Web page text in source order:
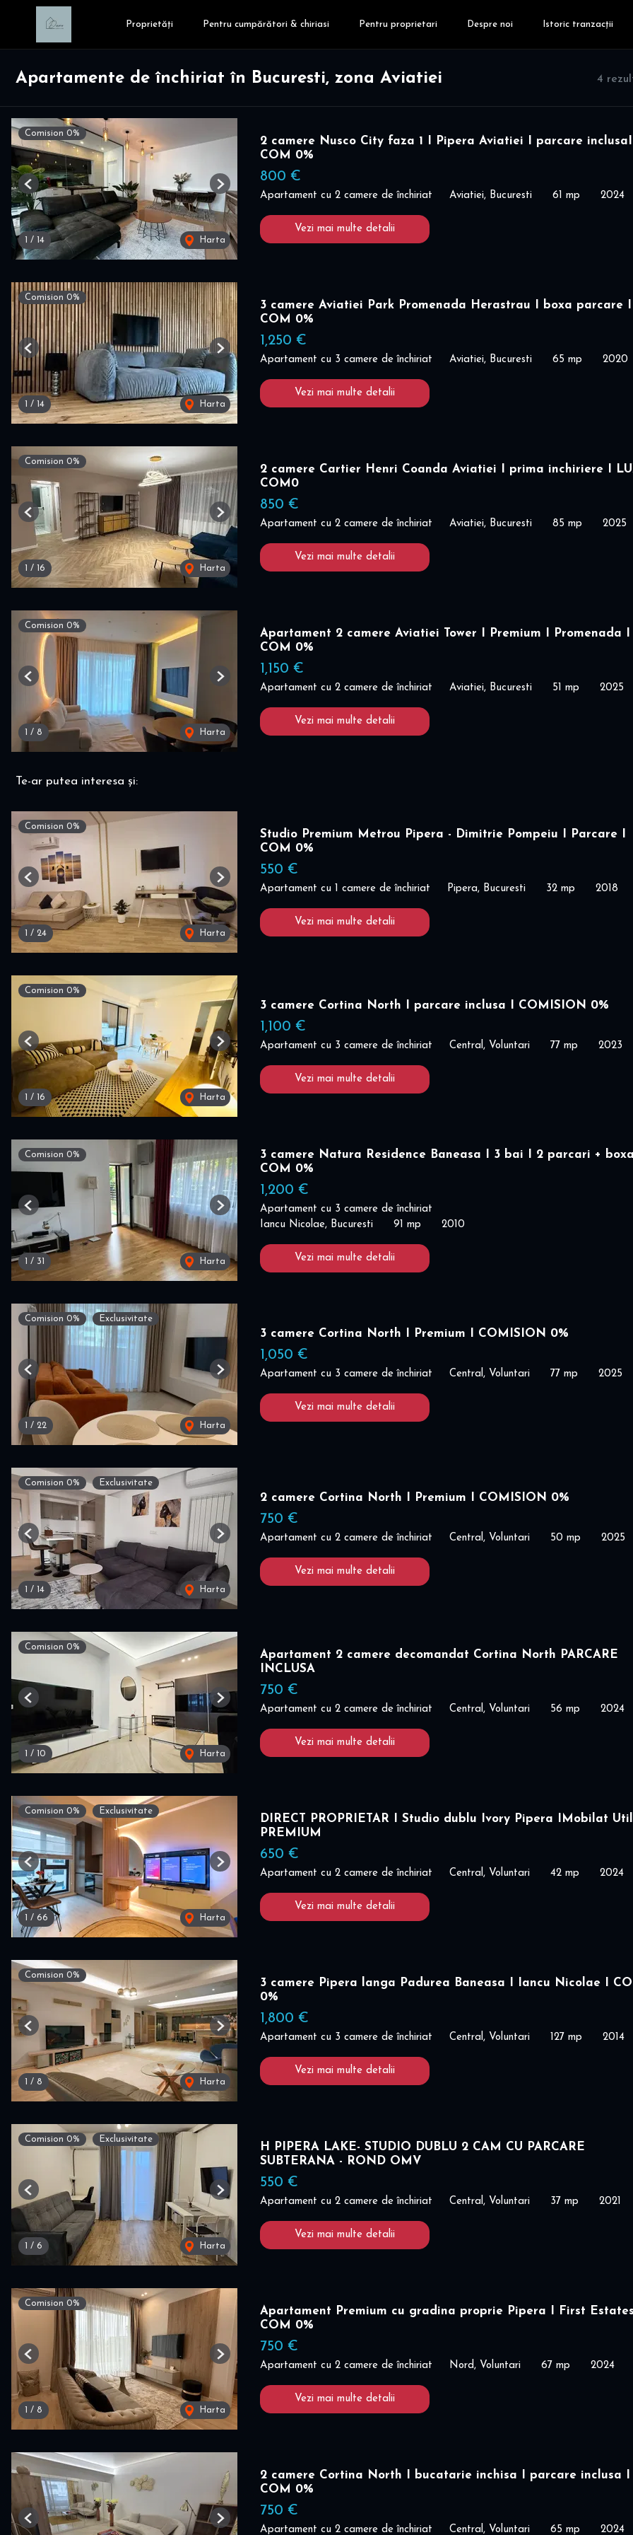
Proprietăți Pentru cumpărători & chiriasi Pentru proprietari Despre noi Istoric tranzacții
4
Apartamente de închiriat în Bucuresti, zona Aviatiei
Comision 0%
1 / 14 Harta
Previous Next
2 camere Nusco City faza 1 I Pipera Aviatiei I parcare inclusaI
COM 0%
800 €
Apartament cu 2 camere de închiriat Aviatiei, Bucuresti 61 mp 2024
Vezi mai multe detalii
Comision 0%
1 / 14 Harta
Previous Next
3 camere Aviatiei Park Promenada Herastrau I boxa parcare I
COM 0%
1,250 €
Apartament cu 3 camere de închiriat Aviatiei, Bucuresti 65 mp 2020
Vezi mai multe detalii
Comision 0%
1 / 16 Harta
Previous Next
2 camere Cartier Henri Coanda Aviatiei I prima inchiriere I
COM0
850 €
Apartament cu 2 camere de închiriat Aviatiei, Bucuresti 85 mp 2025
Vezi mai multe detalii
Comision 0%
1 / 8 Harta
Previous Next
Apartament 2 camere Aviatiei Tower I Premium I Promenada I
COM 0%
1,150 €
Apartament cu 2 camere de închiriat Aviatiei, Bucuresti 51 mp 2025
Vezi mai multe detalii
Te-ar putea interesa și:
Comision 0%
1 / 24 Harta
Previous Next
Studio Premium Metrou Pipera - Dimitrie Pompeiu I Parcare I
COM 0%
550 €
Apartament cu 1 camere de închiriat Pipera, Bucuresti 32 mp 2018
Vezi mai multe detalii
Comision 0%
1 / 16 Harta
Previous Next
3 camere Cortina North I parcare inclusa I COMISION 0%
1,100 €
Apartament cu 3 camere de închiriat Central, Voluntari 77 mp 2023
Vezi mai multe detalii
Comision 0%
1 / 31 Harta
Previous Next
3 camere Natura Residence Baneasa I 3 bai I 2 parcari +
COM 0%
1,200 €
Apartament cu 3 camere de închiriat
Iancu Nicolae, Bucuresti
91 mp 2010
Vezi mai multe detalii
Comision 0% Exclusivitate
1 / 22 Harta
Previous Next
3 camere Cortina North I Premium I COMISION 0%
1,050 €
Apartament cu 3 camere de închiriat Central, Voluntari 77 mp 2025
Vezi mai multe detalii
Comision 0% Exclusivitate
1 / 14 Harta
Previous Next
2 camere Cortina North I Premium I COMISION 0%
750 €
Apartament cu 2 camere de închiriat Central, Voluntari 50 mp 2025
Vezi mai multe detalii
Comision 0%
1 / 10 Harta
Previous Next
Apartament 2 camere decomandat Cortina North PARCARE
INCLUSA
750 €
Apartament cu 2 camere de închiriat Central, Voluntari 56 mp 2024
Vezi mai multe detalii
Comision 0% Exclusivitate
1 / 66 Harta
Previous Next
DIRECT PROPRIETAR I Studio dublu Ivory Pipera IMobilat
PREMIUM
650 €
Apartament cu 2 camere de închiriat Central, Voluntari 42 mp 2024
Vezi mai multe detalii
Comision 0%
1 / 8 Harta
Previous Next
3 camere Pipera langa Padurea Baneasa I Iancu Nicolae I
0%
1,800 €
Apartament cu 3 camere de închiriat Central, Voluntari 127 mp 2014
Vezi mai multe detalii
Comision 0% Exclusivitate
1 / 6 Harta
Previous Next
H PIPERA LAKE- STUDIO DUBLU 2 CAM CU PARCARE
SUBTERANA - ROND OMV
550 €
Apartament cu 2 camere de închiriat Central, Voluntari 37 mp 2021
Vezi mai multe detalii
Comision 0%
1 / 8 Harta
Previous Next
Apartament Premium cu gradina proprie Pipera I First
COM 0%
750 €
Apartament cu 2 camere de închiriat Nord, Voluntari 67 mp 2024
Vezi mai multe detalii
Previous Next
2 camere Cortina North I bucatarie inchisa I parcare inclusa I
COM 0%
750 €
Apartament cu 2 camere de închiriat Central, Voluntari 65 mp 2024